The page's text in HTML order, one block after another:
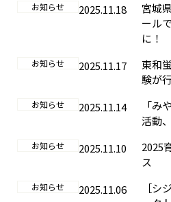
お知らせ 2025.11.18
宮城
ール
に！
お知らせ 2025.11.17
東和
験が
お知らせ 2025.11.14
「み
活動
お知らせ 2025.11.10
2025
ス
お知らせ 2025.11.06
［シ